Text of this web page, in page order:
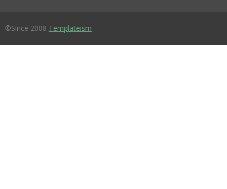
©Since 2008 Templateism